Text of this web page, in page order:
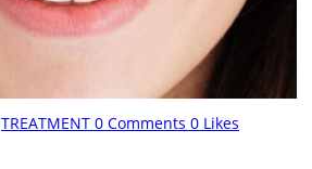
TREATMENT 0 Comments 0 Likes